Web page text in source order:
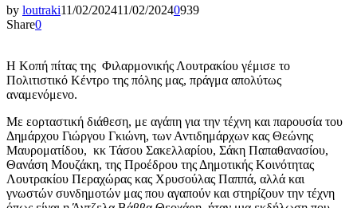
by loutraki11/02/202411/02/20240939
Share0
Η Κοπή πίτας της Φιλαρμονικής Λουτρακίου γέμισε το
Πολιτιστικό Κέντρο της πόλης μας, πράγμα απολύτως
αναμενόμενο.
Με εορταστική διάθεση, με αγάπη για την τέχνη και παρουσία του
Δημάρχου Γιώργου Γκιώνη, των Αντιδημάρχων κας Θεώνης
Μαυροματίδου, κκ Τάσου Σακελλαρίου, Σάκη Παπαθανασίου,
Θανάση Μουζάκη, της Προέδρου της Δημοτικής Κοινότητας
Λουτρακίου Περαχώρας κας Χρυσούλας Παππά, αλλά και
γνωστών συνδημοτών μας που αγαπούν και στηρίζουν την τέχνη